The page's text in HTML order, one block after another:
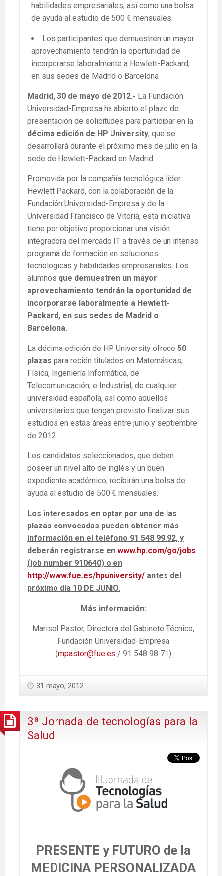
habilidades empresariales, así como una bolsa
de ayuda al estudio de 500 € mensuales.
Los participantes que demuestren un mayor
aprovechamiento tendrán la oportunidad de
incorporarse laboralmente a Hewlett-Packard,
en sus sedes de Madrid o Barcelona
Madrid, 30 de mayo de 2012.- La Fundación
Universidad-Empresa ha abierto el plazo de
presentación de solicitudes para participar en la
décima edición de HP University, que se
desarrollará durante el próximo mes de julio en la
sede de Hewlett-Packard en Madrid.
Promovida por la compañía tecnológica líder
Hewlett Packard, con la colaboración de la
Fundación Universidad-Empresa y de la
Universidad Francisco de Vitoria, esta iniciativa
tiene por objetivo proporcionar una visión
integradora del mercado IT a través de un intenso
programa de formación en soluciones
tecnológicas y habilidades empresariales. Los
alumnos que demuestren un mayor
aprovechamiento tendrán la oportunidad de
incorporarse laboralmente a Hewlett-
Packard, en sus sedes de Madrid o
Barcelona.
La décima edición de HP University ofrece 50
plazas para recién titulados en Matemáticas,
Física, Ingeniería Informática, de
Telecomunicación, e Industrial, de cualquier
universidad española, así como aquellos
universitarios que tengan previsto finalizar sus
estudios en estas áreas entre junio y septiembre
de 2012.
Los candidatos seleccionados, que deben
poseer un nivel alto de inglés y un buen
expediente académico, recibirán una bolsa de
ayuda al estudio de 500 € mensuales.
Los interesados en optar por una de las
plazas convocadas pueden obtener más
información en el teléfono 91 548 99 92, y
deberán registrarse en www.hp.com/go/jobs
(job number 910640) o en
http://www.fue.es/hpuniversity/ antes del
próximo día 10 DE JUNIO.
Más información:
Marisol Pastor, Directora del Gabinete Técnico,
Fundación Universidad-Empresa
(mpastor@fue.es / 91 548 98 71)
31 mayo, 2012
3ª Jornada de tecnologías para la
Salud
PRESENTE y FUTURO de la
MEDICINA PERSONALIZADA